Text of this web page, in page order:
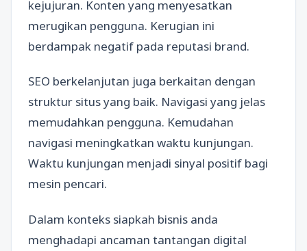
kejujuran. Konten yang menyesatkan
merugikan pengguna. Kerugian ini
berdampak negatif pada reputasi brand.
SEO berkelanjutan juga berkaitan dengan
struktur situs yang baik. Navigasi yang jelas
memudahkan pengguna. Kemudahan
navigasi meningkatkan waktu kunjungan.
Waktu kunjungan menjadi sinyal positif bagi
mesin pencari.
Dalam konteks siapkah bisnis anda
menghadapi ancaman tantangan digital